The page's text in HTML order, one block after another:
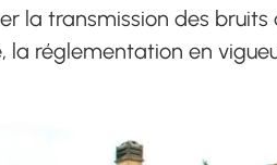
la transmission des
la réglementation en